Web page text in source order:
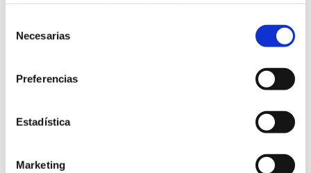
Necesarias
Preferencias
Estadística
Marketing